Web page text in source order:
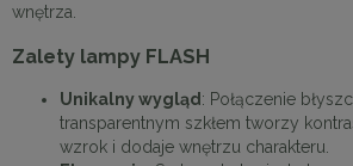
wnętrza.
Zalety lampy FLASH
Unikalny wygląd: Połączenie
transparentnym szkłem tworzy
wzrok i dodaje wnętrzu charakteru.